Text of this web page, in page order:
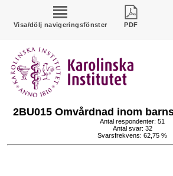
Visa/dölj navigeringsfönster PDF
2BU015 Omvårdnad inom
Antal respondenter: 51
Antal svar: 32
Svarsfrekvens: 62,75 %